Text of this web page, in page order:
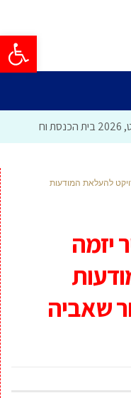
פתח
להעלאת המודעות
יזמה
שאביה